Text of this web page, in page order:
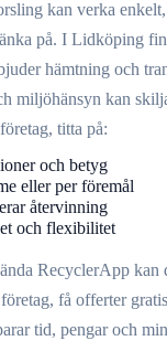
kan verka
på. I Lidköping
hämtning och
miljöhänsyn kan
titta på:
och betyg
eller per föremål
återvinning
och flexibilitet
RecyclerApp kan
få offerter
tid, pengar och